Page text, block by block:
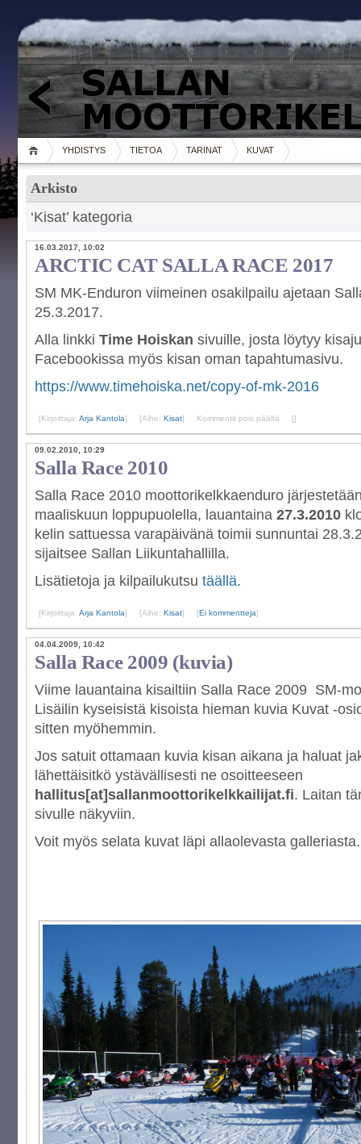
YHDISTYS TIETOA TARINAT KUVAT
Arkisto
‘Kisat’ kategoria
16.03.2017, 10:02
ARCTIC CAT SALLA RACE 2017
SM MK-Enduron viimeinen osakilpailu ajetaan
25.3.2017.
Alla linkki Time Hoiskan sivuille, josta löytyy
Facebookissa myös kisan oman tapahtumasivu.
https://www.timehoiska.net/copy-of-mk-2016
[Kirjoittaja: Arja Kantola] [Aihe: Kisat] [
Kommentit pois päältä artikkelissa
CAT
]
09.02.2010, 10:29
Salla Race 2010
Salla Race 2010 moottorikelkkaenduro
maaliskuun loppupuolella, lauantaina 27.3.2010
kelin sattuessa varapäivänä toimii sunnuntai
sijaitsee Sallan Liikuntahallilla.
Lisätietoja ja kilpailukutsu täällä.
[Kirjoittaja: Arja Kantola] [Aihe: Kisat] [Ei kommentteja]
04.04.2009, 10:42
Salla Race 2009 (kuvia)
Viime lauantaina kisailtiin Salla Race 2009 SM-
Lisäilin kyseisistä kisoista hieman kuvia Kuvat -
sitten myöhemmin.
Jos satuit ottamaan kuvia kisan aikana ja haluat
lähettäisitkö ystävällisesti ne osoitteeseen
hallitus[at]sallanmoottorikelkkailijat.fi. Laitan
sivulle näkyviin.
Voit myös selata kuvat läpi allaolevasta galleriasta.